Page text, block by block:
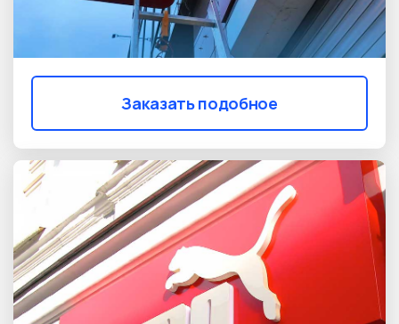
Заказать подобное